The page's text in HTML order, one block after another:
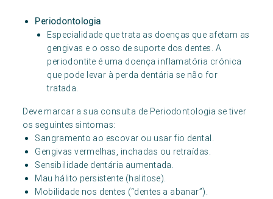
Periodontologia
Especialidade que trata as doenças que afetam as
gengivas e o osso de suporte dos dentes. A
periodontite é uma doença inflamatória crónica
que pode levar à perda dentária se não for
tratada.
Deve marcar a sua consulta de Periodontologia se tiver
os seguintes sintomas:
Sangramento ao escovar ou usar fio dental.
Gengivas vermelhas, inchadas ou retraídas.
Sensibilidade dentária aumentada.
Mau hálito persistente (halitose).
Mobilidade nos dentes (“dentes a abanar”).